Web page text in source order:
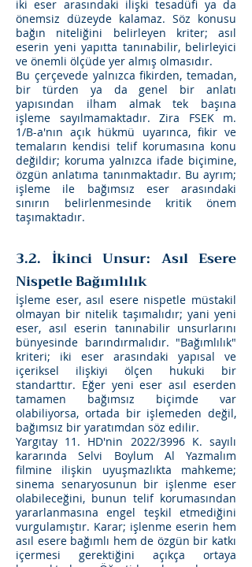
iki eser arasındaki ilişki tesadüfi ya da
önemsiz düzeyde kalamaz. Söz konusu
bağın niteliğini belirleyen kriter; asıl
eserin yeni yapıtta tanınabilir, belirleyici
ve önemli ölçüde yer almış olmasıdır.
Bu çerçevede yalnızca fikirden, temadan,
bir türden ya da genel bir anlatı
yapısından ilham almak tek başına
işleme sayılmamaktadır. Zira FSEK m.
1/B-a'nın açık hükmü uyarınca, fikir ve
temaların kendisi telif korumasına konu
değildir; koruma yalnızca ifade biçimine,
özgün anlatıma tanınmaktadır. Bu ayrım;
işleme ile bağımsız eser arasındaki
sınırın belirlenmesinde kritik önem
taşımaktadır.
3.2. İkinci Unsur: Asıl Esere
Nispetle Bağımlılık
İşleme eser, asıl esere nispetle müstakil
olmayan bir nitelik taşımalıdır; yani yeni
eser, asıl eserin tanınabilir unsurlarını
bünyesinde barındırmalıdır. "Bağımlılık"
kriteri; iki eser arasındaki yapısal ve
içeriksel ilişkiyi ölçen hukuki bir
standarttır. Eğer yeni eser asıl eserden
tamamen bağımsız biçimde var
olabiliyorsa, ortada bir işlemeden değil,
bağımsız bir yaratımdan söz edilir.
Yargıtay 11. HD'nin 2022/3996 K. sayılı
kararında Selvi Boylum Al Yazmalım
filmine ilişkin uyuşmazlıkta mahkeme;
sinema senaryosunun bir işlenme eser
olabileceğini, bunun telif korumasından
yararlanmasına engel teşkil etmediğini
vurgulamıştır. Karar; işlenme eserin hem
asıl esere bağımlı hem de özgün bir katkı
içermesi gerektiğini açıkça ortaya